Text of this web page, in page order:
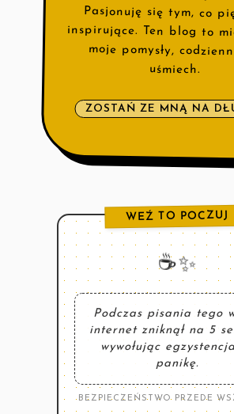
uśmiech.
ZOSTAŃ ZE MNĄ NA
WEŹ TO POCZUJ
☕️✨
Podczas pisania tego
internet zniknął na 5
wywołując
panikę.
BEZPIECZEŃSTWO PRZEDE